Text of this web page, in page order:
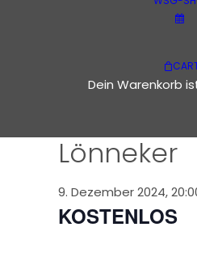
Dein Warenkorb
Achtung
Ächtung –
Lönneker
9. Dezember 2024,
KOSTENLOS